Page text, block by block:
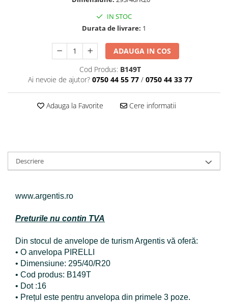
IN STOC
Durata de livrare: 1
ADAUGA IN COS
Cod Produs: B149T
Ai nevoie de ajutor? 0750 44 55 77 / 0750 44 33 77
Adauga la Favorite Cere informatii
Descriere
www.argentis.ro
Preturile nu contin TVA
Din stocul de anvelope de turism Argentis vă oferă:
• O anvelopa PIRELLI
• Dimensiune: 295/40/R20
• Cod produs: B149T
• Dot :16
• Prețul este pentru anvelopa din primele 3 poze.